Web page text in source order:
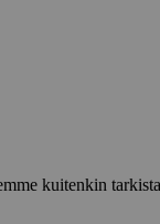
kuitenkin